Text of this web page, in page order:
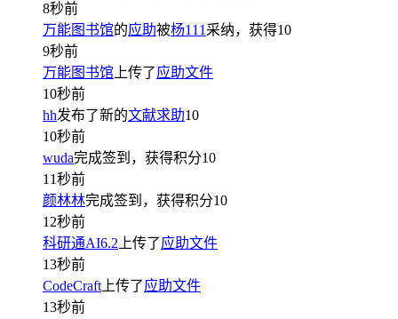
8秒前
万能图书馆的应助被杨111 采纳，获得10
9秒前
万能图书馆 上传了应助文件
10秒前
hh发布了新的文献求助10
10秒前
wuda完成签到，获得积分10
11秒前
颜林林完成签到，获得积分10
12秒前
科研通AI6.2 上传了应助文件
13秒前
CodeCraft 上传了应助文件
13秒前